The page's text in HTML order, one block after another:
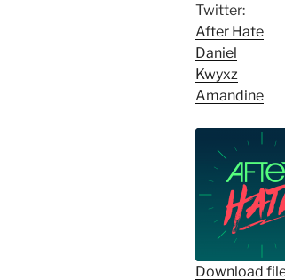
Twitter:
After Hate
Daniel
Kwyxz
Amandine
Download